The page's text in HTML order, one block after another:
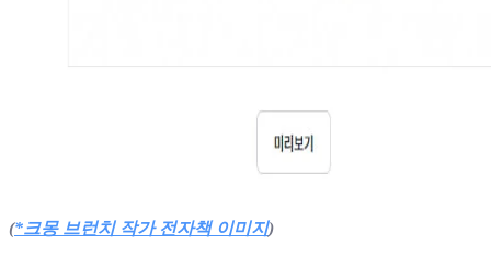
(*크몽 브런치 작가 전자책 이미지)